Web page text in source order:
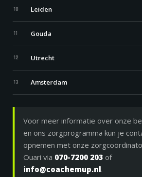
10 Leiden
11 Gouda
12 Utrecht
13 Amsterdam
Voor meer informatie over onze
en ons zorgprogramma kun je
opnemen met onze
Ouari via 070-7200 203 of
info@coachemup.nl.